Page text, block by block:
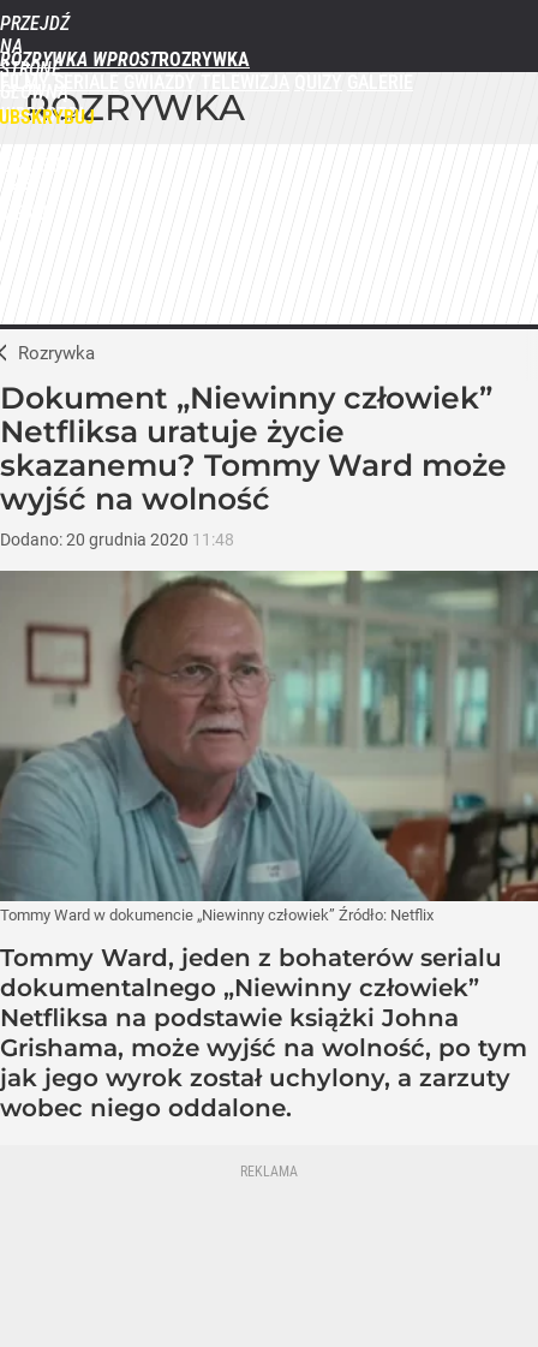
PRZEJDŹ
NA
STRONĘ
GŁÓWNĄ
WPROST.PL
ROZRYWKA WPROST
ROZRYWKA
Rozrywka
Dokument „Niewinny człowiek”
Netfliksa uratuje życie
skazanemu? Tommy Ward może
wyjść na wolność
Dodano:20 grudnia 2020 11:48
Tommy Ward w dokumencie „Niewinny człowiek” Źródło: Netflix
Tommy Ward, jeden z bohaterów serialu
dokumentalnego „Niewinny człowiek”
Netfliksa na podstawie książki Johna
Grishama, może wyjść na wolność, po tym
jak jego wyrok został uchylony, a zarzuty
wobec niego oddalone.